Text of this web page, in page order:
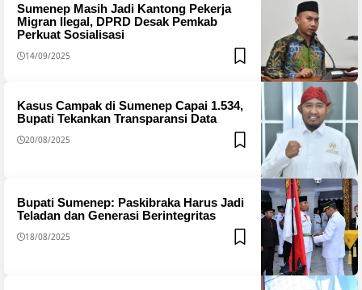
Sumenep Masih Jadi Kantong Pekerja
Migran Ilegal, DPRD Desak Pemkab
Perkuat Sosialisasi
14/09/2025
Kasus Campak di Sumenep Capai 1.534,
Bupati Tekankan Transparansi Data
20/08/2025
Bupati Sumenep: Paskibraka Harus Jadi
Teladan dan Generasi Berintegritas
18/08/2025